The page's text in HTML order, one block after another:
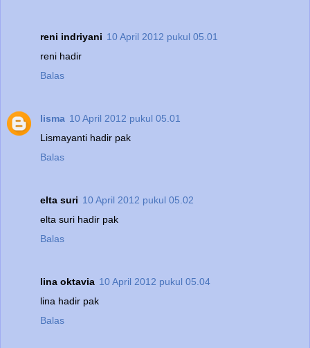
reni indriyani 10 April 2012 pukul 05.01
reni hadir
Balas
lisma 10 April 2012 pukul 05.01
Lismayanti hadir pak
Balas
elta suri 10 April 2012 pukul 05.02
elta suri hadir pak
Balas
lina oktavia 10 April 2012 pukul 05.04
lina hadir pak
Balas